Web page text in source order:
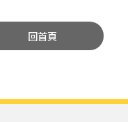
回首頁